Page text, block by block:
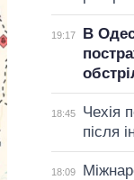
19:17
В
18:45
Чехія
після
18:09